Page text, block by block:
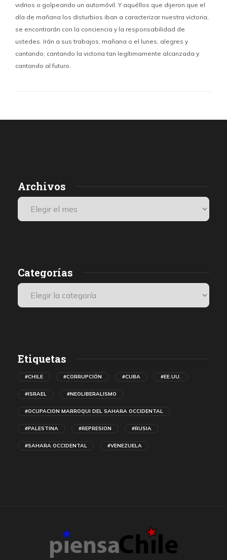
vidrios o golpeando un automóvil. Y aquéllos que dijeron que el
día de mañana los disturbios iban a caracterizar nuestra victoria,
se encontrarán con la conciencia y la responsabilidad de
ustedes. Irán a sus trabajos, mañana o el lunes, alegres y
cantando; cantando la victoria tan legítimamente alcanzada y
cantando al futuro.
Archivos
Categorías
Etiquetas
#CHILE #CORRUPCIÓN #CUBA #EE.UU.
#ISRAEL #NEOLIBERALISMO
#OCUPACION MARROQUI DEL SAHARA OCCIDENTAL
#PALESTINA #REPRESION #RUSIA
#SAHARA OCCIDENTAL #VENEZUELA